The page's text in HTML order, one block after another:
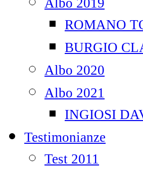
Albo 2019
ROMANO
BURGIO
Albo 2020
Albo 2021
INGIOSI
Testimonianze
Test 2011